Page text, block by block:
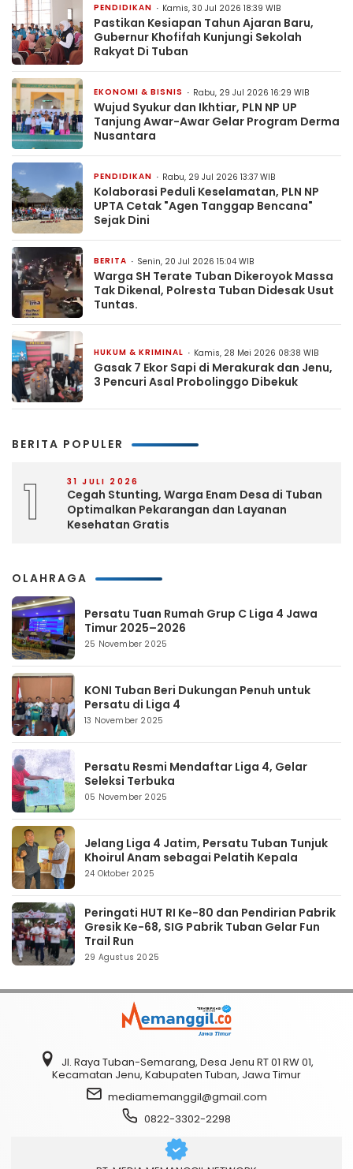
PENDIDIKAN Kamis, 30 Jul 2026 18:39 WIB
Pastikan Kesiapan Tahun Ajaran Baru,
Gubernur Khofifah Kunjungi Sekolah
Rakyat Di Tuban
EKONOMI & BISNIS Rabu, 29 Jul 2026 16:29 WIB
Wujud Syukur dan Ikhtiar, PLN NP UP
Tanjung Awar-Awar Gelar Program Derma
Nusantara
PENDIDIKAN Rabu, 29 Jul 2026 13:37 WIB
Kolaborasi Peduli Keselamatan, PLN NP
UPTA Cetak "Agen Tanggap Bencana"
Sejak Dini
BERITA Senin, 20 Jul 2026 15:04 WIB
Warga SH Terate Tuban Dikeroyok Massa
Tak Dikenal, Polresta Tuban Didesak Usut
Tuntas.
HUKUM & KRIMINAL Kamis, 28 Mei 2026 08:38 WIB
Gasak 7 Ekor Sapi di Merakurak dan Jenu,
3 Pencuri Asal Probolinggo Dibekuk
BERITA POPULER
1 31 JULI 2026
Cegah Stunting, Warga Enam Desa di Tuban
Optimalkan Pekarangan dan Layanan
Kesehatan Gratis
OLAHRAGA
Persatu Tuan Rumah Grup C Liga 4 Jawa
Timur 2025–2026
25 November 2025
KONI Tuban Beri Dukungan Penuh untuk
Persatu di Liga 4
13 November 2025
Persatu Resmi Mendaftar Liga 4, Gelar
Seleksi Terbuka
05 November 2025
Jelang Liga 4 Jatim, Persatu Tuban Tunjuk
Khoirul Anam sebagai Pelatih Kepala
24 Oktober 2025
Peringati HUT RI Ke-80 dan Pendirian Pabrik
Gresik Ke-68, SIG Pabrik Tuban Gelar Fun
Trail Run
29 Agustus 2025
Jl. Raya Tuban-Semarang, Desa Jenu RT 01 RW 01,
Kecamatan Jenu, Kabupaten Tuban, Jawa Timur
mediamemanggil@gmail.com
0822-3302-2298